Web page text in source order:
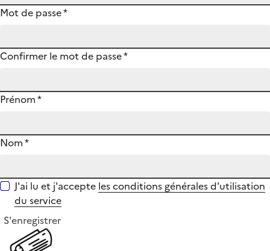
Mot de passe*
Confirmer le mot de passe*
Prénom*
Nom*
J'ai lu et j'accepte les conditions générales d'utilisation
du service
S'enregistrer